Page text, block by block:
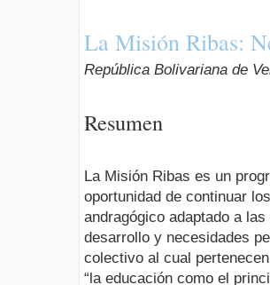
La Misión Ribas:
República Bolivariana de
Resumen
La Misión Ribas es un
oportunidad de continuar
andragógico adaptado a
desarrollo y necesidades
colectivo al cual
“la educación como el